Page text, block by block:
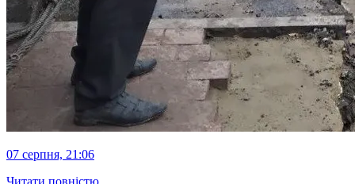
07 серпня, 21:06
Читати повністю